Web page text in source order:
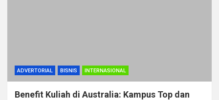
ADVERTORIAL BISNIS INTERNASIONAL
Benefit Kuliah di Australia: Kampus Top dan